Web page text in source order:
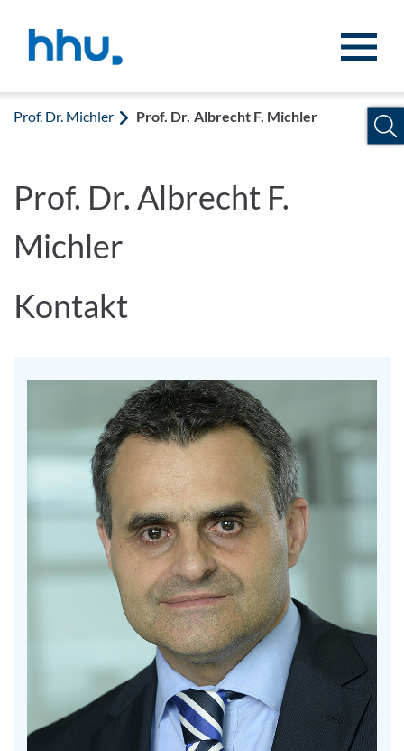
Prof. Dr. Michler Prof. Dr. Albrecht F. Michler
Prof. Dr. Albrecht F.
Michler
Kontakt